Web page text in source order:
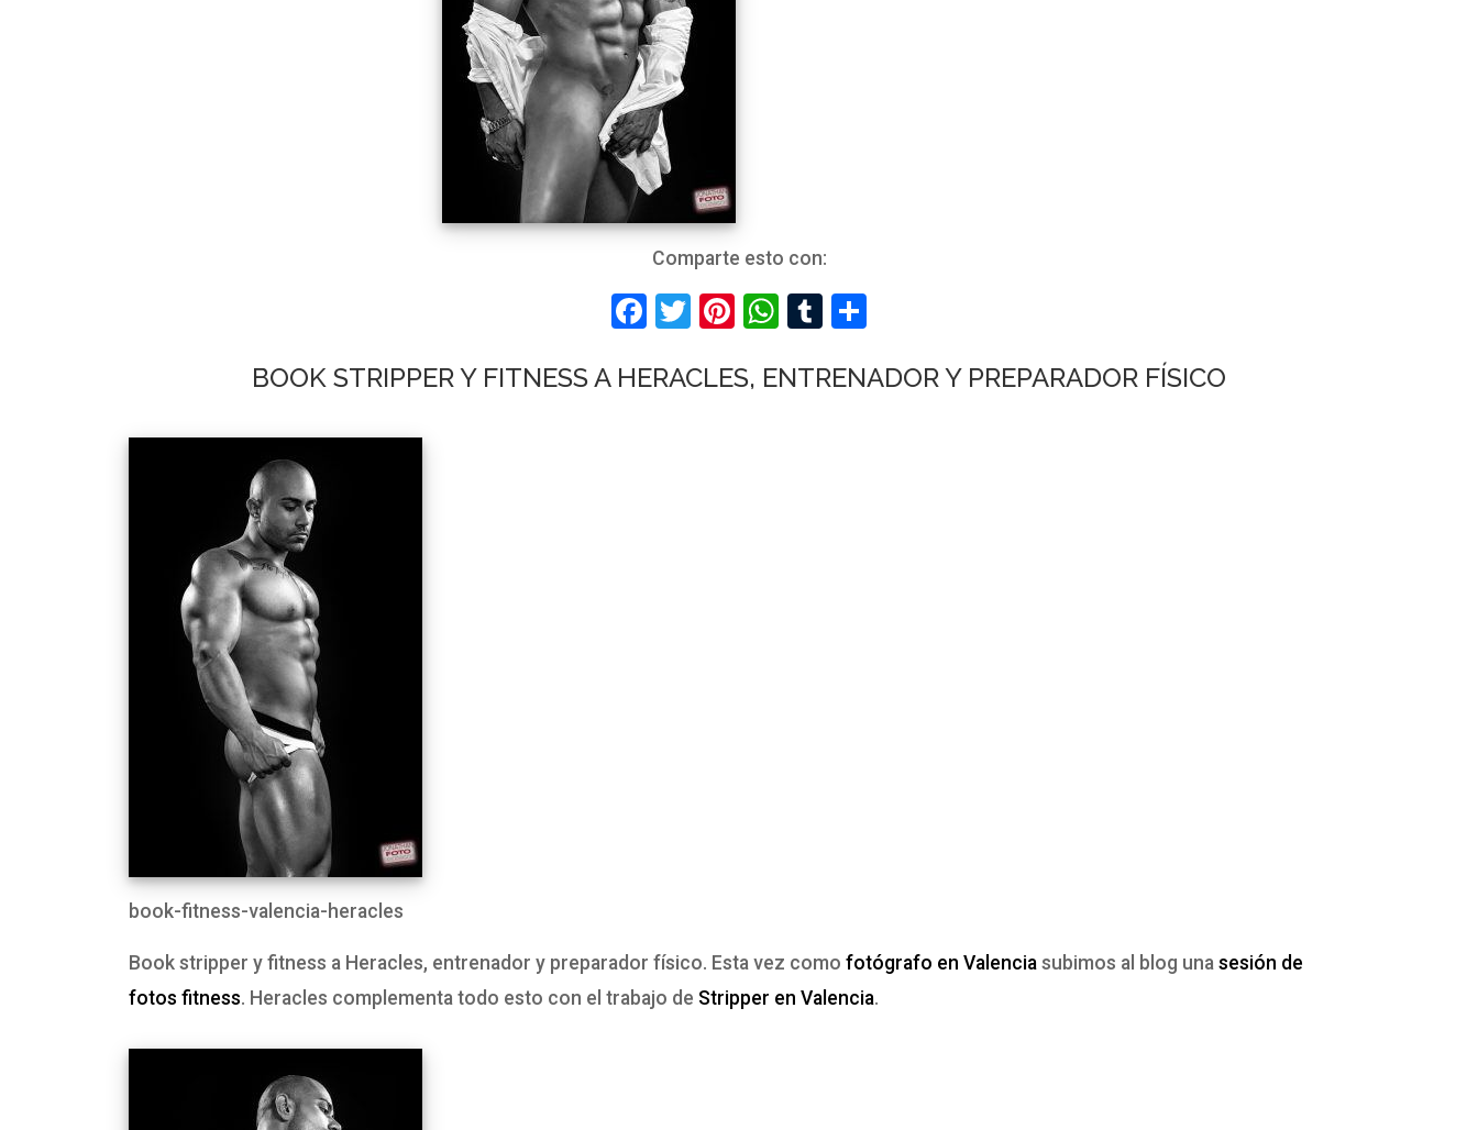
Comparte esto con:
Facebook
Twitter
Pinterest
WhatsApp
Tumblr
BOOK STRIPPER Y FITNESS A HERACLES, ENTRENADOR Y PREPARADOR FÍSICO
book-fitness-valencia-heracles
Book stripper y fitness a Heracles, entrenador y preparador físico. Esta vez como fotógrafo en Valencia subimos al blog una sesión de
fotos fitness. Heracles complementa todo esto con el trabajo de Stripper en Valencia.